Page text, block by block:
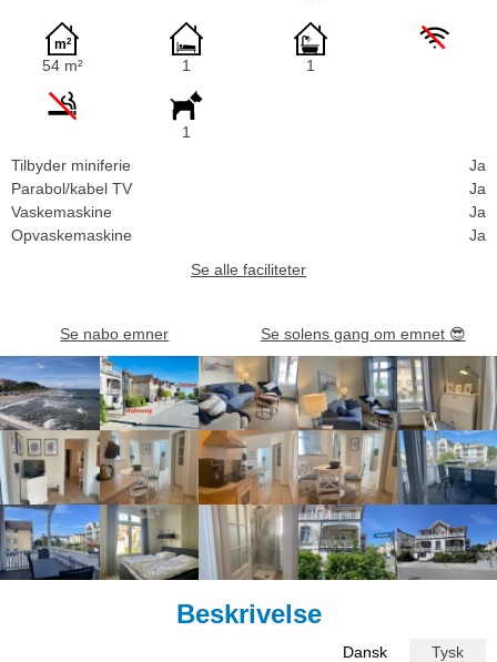
54 m² 1 1
1
Tilbyder miniferie
Ja
Parabol/kabel TV
Ja
Vaskemaskine
Ja
Opvaskemaskine
Ja
Se alle faciliteter
Se nabo emner Se solens gang om emnet 😎
Beskrivelse
Dansk Tysk